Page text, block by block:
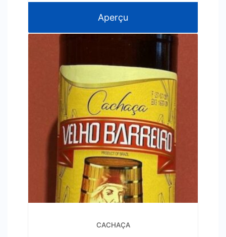
Aperçu
CACHAÇA